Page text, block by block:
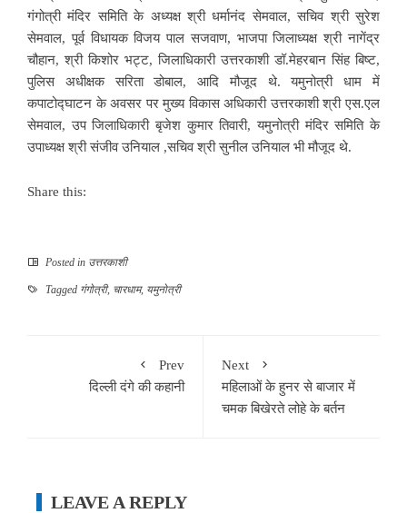
गंगोत्री मंदिर समिति के अध्यक्ष श्री धर्मानंद सेमवाल, सचिव श्री सुरेश
सेमवाल, पूर्व विधायक विजय पाल सजवाण, भाजपा जिलाध्यक्ष श्री नागेंद्र
चौहान, श्री किशोर भट्ट, जिलाधिकारी उत्तरकाशी डॉ.मेहरबान सिंह बिष्ट,
पुलिस अधीक्षक सरिता डोबाल, आदि मौजूद थे. यमुनोत्री धाम में
कपाटोद्घाटन के अवसर पर मुख्य विकास अधिकारी उत्तरकाशी श्री एस.एल
सेमवाल, उप जिलाधिकारी बृजेश कुमार तिवारी, यमुनोत्री मंदिर समिति के
उपाध्यक्ष श्री संजीव उनियाल ,सचिव श्री सुनील उनियाल भी मौजूद थे.
Share this:
Posted in उत्तरकाशी
Tagged गंगोत्री, चारधाम, यमुनोत्री
Prev
दिल्ली दंगे की कहानी
Next
महिलाओं के हुनर से बाजार में
चमक बिखेरते लोहे के बर्तन
LEAVE A REPLY